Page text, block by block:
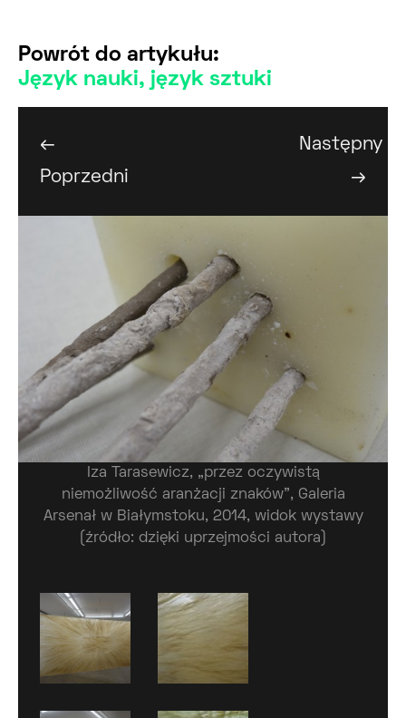
Powrót do artykułu:
Język nauki, język sztuki
←
Poprzedni
Następny
→
Iza Tarasewicz, „przez oczywistą
niemożliwość aranżacji znaków”, Galeria
Arsenał w Białymstoku, 2014, widok wystawy
(źródło: dzięki uprzejmości autora)